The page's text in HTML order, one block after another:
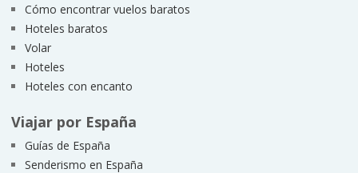
Cómo encontrar vuelos baratos
Hoteles baratos
Volar
Hoteles
Hoteles con encanto
Viajar por España
Guías de España
Senderismo en España